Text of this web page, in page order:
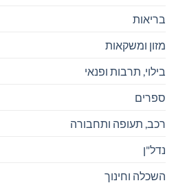
בריאות
מזון ומשקאות
בילוי, תרבות ופנאי
ספרים
רכב, תעופה ותחבורה
נדל"ן
השכלה וחינוך